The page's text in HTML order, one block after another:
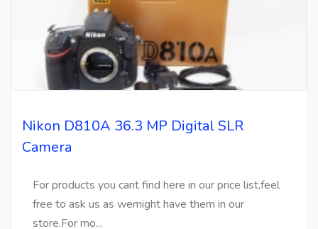
Nikon D810A 36.3 MP Digital SLR
Camera
For products you cant find here in our price list,feel
free to ask us as wemight have them in our
store.For mo...